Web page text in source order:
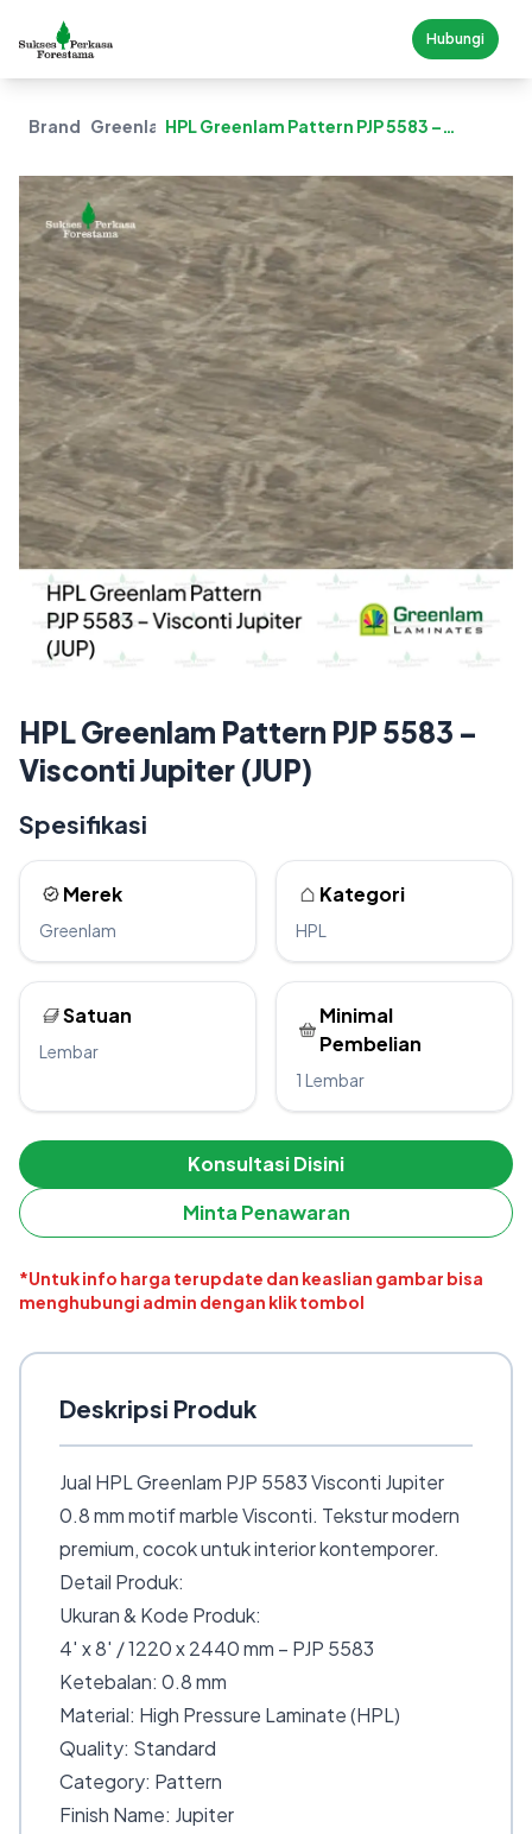
Hubungi
Brand GreenlamHPL Greenlam Pattern PJP 5583 –
HPL Greenlam Pattern PJP 5583 –
Visconti Jupiter (JUP)
Spesifikasi
Merek
Greenlam
Kategori
HPL
Satuan
Lembar
Minimal
Pembelian
1 Lembar
Konsultasi Disini
Minta Penawaran
*Untuk info harga terupdate dan keaslian gambar bisa
menghubungi admin dengan klik tombol
Deskripsi Produk
Jual HPL Greenlam PJP 5583 Visconti Jupiter
0.8 mm motif marble Visconti. Tekstur modern
premium, cocok untuk interior kontemporer.
Detail Produk:
Ukuran & Kode Produk:
4′ x 8′ / 1220 x 2440 mm – PJP 5583
Ketebalan: 0.8 mm
Material: High Pressure Laminate (HPL)
Quality: Standard
Category: Pattern
Finish Name: Jupiter